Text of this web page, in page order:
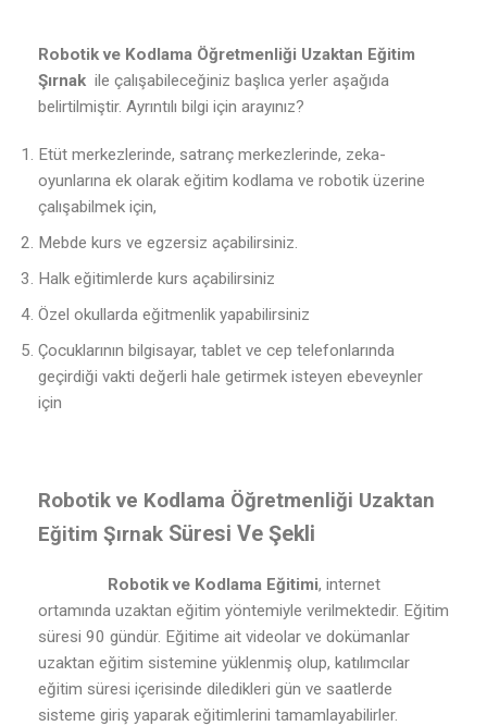
Robotik ve Kodlama Öğretmenliği Uzaktan Eğitim
Şırnak ile çalışabileceğiniz başlıca yerler aşağıda
belirtilmiştir. Ayrıntılı bilgi için arayınız?
Etüt merkezlerinde, satranç merkezlerinde, zeka-
oyunlarına ek olarak eğitim kodlama ve robotik üzerine
çalışabilmek için,
Mebde kurs ve egzersiz açabilirsiniz.
Halk eğitimlerde kurs açabilirsiniz
Özel okullarda eğitmenlik yapabilirsiniz
Çocuklarının bilgisayar, tablet ve cep telefonlarında
geçirdiği vakti değerli hale getirmek isteyen ebeveynler
için
Robotik ve Kodlama Öğretmenliği Uzaktan
Eğitim Şırnak Süresi Ve Şekli
Robotik ve Kodlama Eğitimi, internet
ortamında uzaktan eğitim yöntemiyle verilmektedir. Eğitim
süresi 90 gündür. Eğitime ait videolar ve dokümanlar
uzaktan eğitim sistemine yüklenmiş olup, katılımcılar
eğitim süresi içerisinde diledikleri gün ve saatlerde
sisteme giriş yaparak eğitimlerini tamamlayabilirler.